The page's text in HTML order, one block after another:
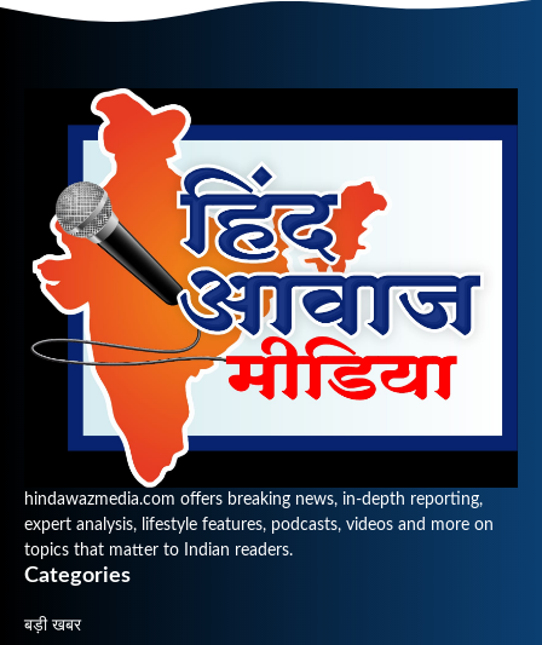
hindawazmedia.com offers breaking news, in-depth reporting,
expert analysis, lifestyle features, podcasts, videos and more on
topics that matter to Indian readers.
Categories
बड़ी खबर